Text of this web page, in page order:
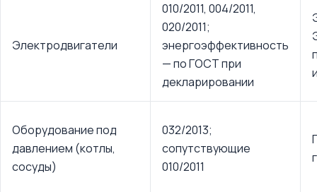
Электродвигатели
010/2011, 004/2011,
020/2011;
энергоэффективность
— по ГОСТ при
декларировании
Оборудование под
давлением (котлы,
сосуды)
032/2013;
сопутствующие
010/2011